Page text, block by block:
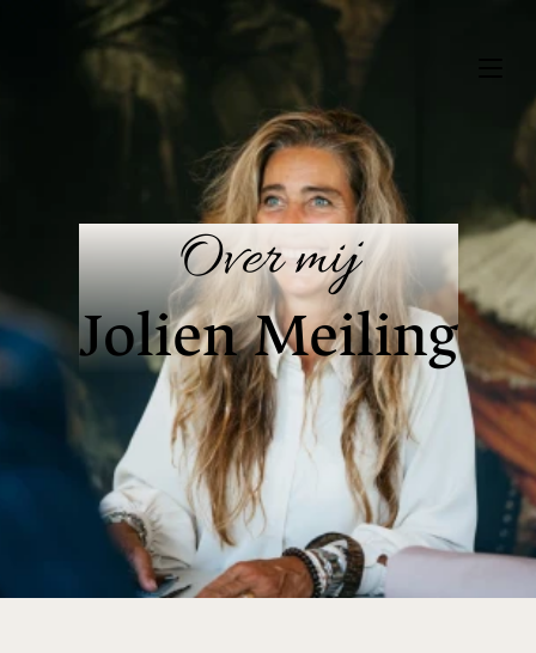
Over mij
Jolien Meiling